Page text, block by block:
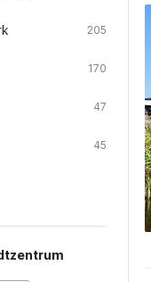
205
170
47
45